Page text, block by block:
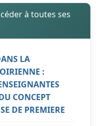
à toutes ses
LA
:
CONCEPT
DE PREMIERE